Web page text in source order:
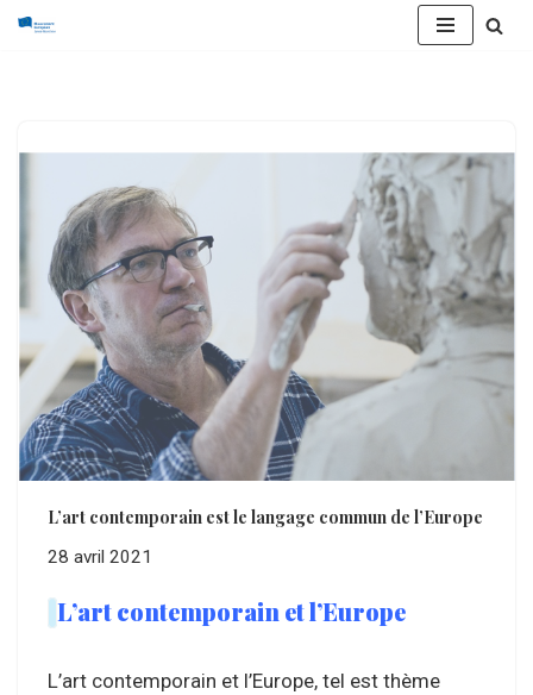
L’art contemporain est le langage commun de l’Europe
28 avril 2021
L’art contemporain et l’Europe
L’art contemporain et l’Europe, tel est thème